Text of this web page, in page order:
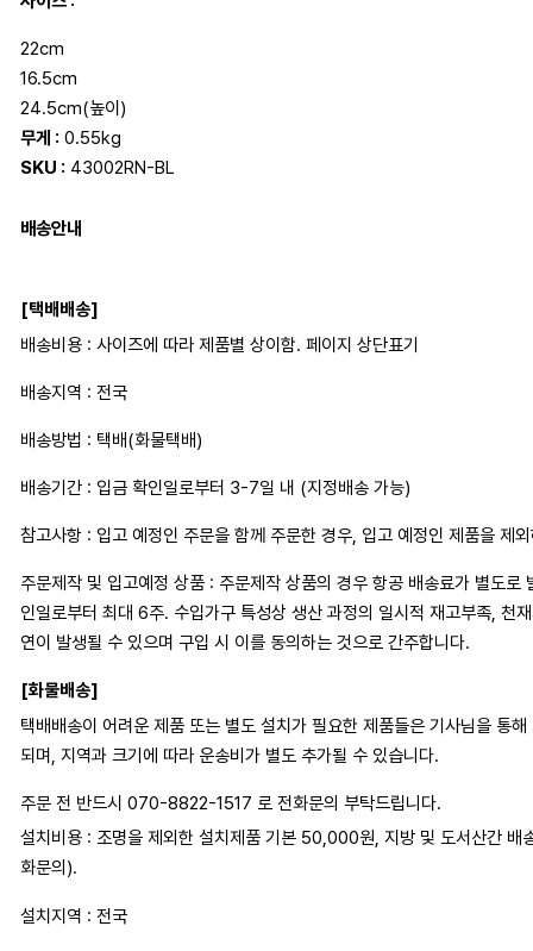
22cm
16.5cm
24.5cm(높이)
무게 :0.55kg
SKU :43002RN-BL
배송안내
[택배배송]
배송비용 : 사이즈에 따라 제품별 상이함. 페이지 상단표기
배송지역 : 전국
배송방법 : 택배(화물택배)
배송기간 : 입금 확인일로부터 3-7일 내 (지정배송 가능)
참고사항 : 입고 예정인 주문을 함께 주문한 경우, 입고 예정인 제품을 제
주문제작 및 입고예정 상품 : 주문제작 상품의 경우 항공 배송료가 별도로
인일로부터 최대 6주. 수입가구 특성상 생산 과정의 일시적 재고부족, 천
연이 발생될 수 있으며 구입 시 이를 동의하는 것으로 간주합니다.
[화물배송]
택배배송이 어려운 제품 또는 별도 설치가 필요한 제품들은 기사님을 통
되며, 지역과 크기에 따라 운송비가 별도 추가될 수 있습니다.
주문 전 반드시 070-8822-1517 로 전화문의 부탁드립니다.
설치비용 : 조명을 제외한 설치제품 기본 50,000원, 지방 및 도서산간 배
화문의).
설치지역 : 전국